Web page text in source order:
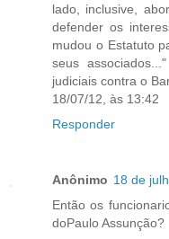
lado, inclusive,
defender os
mudou o Estatuto
seus
judiciais contra o
18/07/12, às 13:42
Responder
Anônimo 18 de
Então os
doPaulo Assunção?